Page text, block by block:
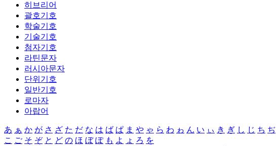
히브리어
괄호기호
학술기호
기술기호
첨자기호
라틴문자
러시아문자
단위기호
일반기호
로마자
아랍어
あ ぁ か が さ ざ た だ な は ば ぱ ま や ゃ ら わ ゎ ん い ぃ き ぎ し じ ち ぢ
こ ご そ ぞ と ど の ほ ぼ ぽ も よ ょ ろ を